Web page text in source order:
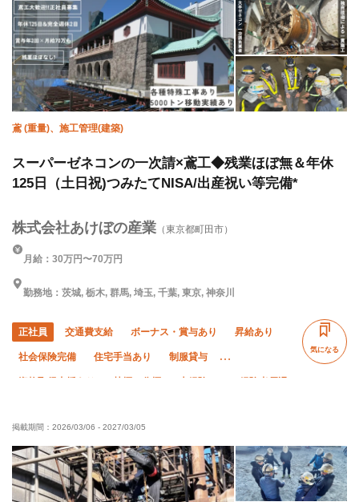
鳶 (重量)、施工管理(建築)
スーパーゼネコンの一次請×鳶工◆残業ほぼ無＆年休
125日（土日祝)つみたてNISA/出産祝い等完備*
株式会社あけぼの産業 （東京都町田市）
月給：30万円〜70万円
勤務地：茨城, 栃木, 群馬, 埼玉, 千葉, 東京, 神奈川
正社員 交通費支給 ボーナス・賞与あり 昇給あり
社会保険完備 住宅手当あり 制服貸与
残業月10時間以下 残業ゼロ
年末年始休暇 車・バイク通勤OK 転勤なし
気になる
掲載期間： 2026/03/06 - 2027/03/05